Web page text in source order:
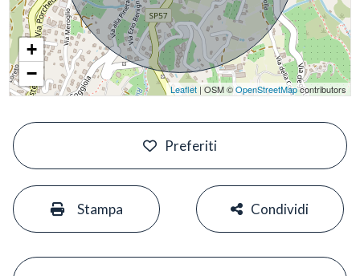
+
−
Leaflet| OSM ©OpenStreetMapcontributors
Preferiti
Stampa Condividi